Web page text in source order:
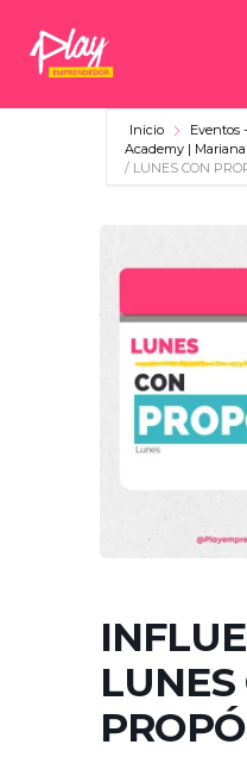
Inicio
Eventos
Academy |
/ LUNES CON
LUNES